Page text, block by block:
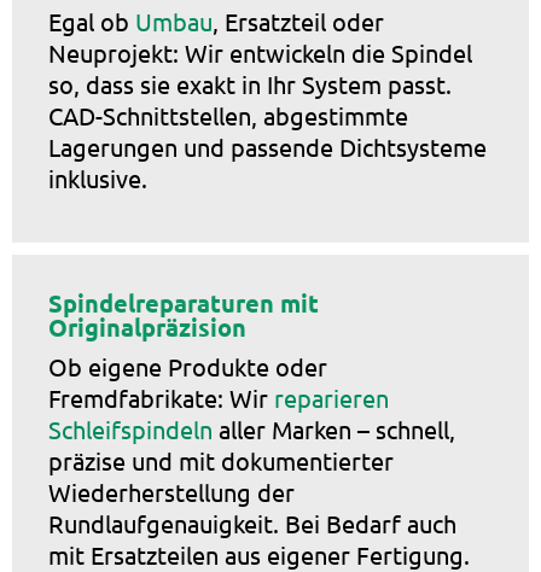
Egal ob Umbau, Ersatzteil oder
Neuprojekt: Wir entwickeln die Spindel
so, dass sie exakt in Ihr System passt.
CAD-Schnittstellen, abgestimmte
Lagerungen und passende Dichtsysteme
inklusive.
Spindelreparaturen mit
Originalpräzision
Ob eigene Produkte oder
Fremdfabrikate: Wir reparieren
Schleifspindeln aller Marken – schnell,
präzise und mit dokumentierter
Wiederherstellung der
Rundlaufgenauigkeit. Bei Bedarf auch
mit Ersatzteilen aus eigener Fertigung.